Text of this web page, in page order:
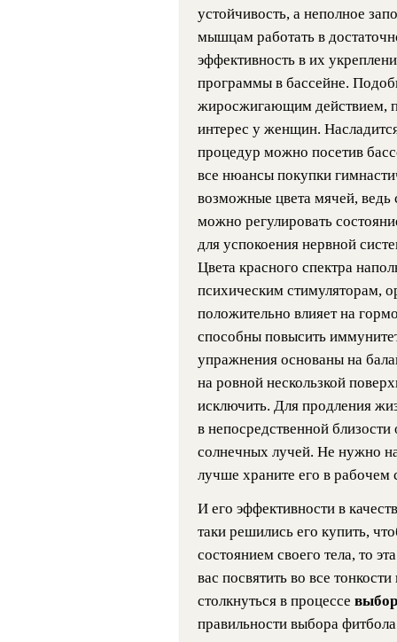
устойчивость, а неполное
мышцам работать в
эффективность в их
программы в бассейне.
жиросжигающим действием,
интерес у женщин.
процедур можно посетив
все нюансы покупки
возможные цвета мячей,
можно регулировать
для успокоения нервной
Цвета красного спектра
психическим стимуляторам,
положительно влияет на
способны повысить
упражнения основаны на
на ровной нескользкой
исключить. Для продления
в непосредственной
солнечных лучей. Не нужно
лучше храните его в рабочем
И его эффективности в
таки решились его купить,
состоянием своего тела, то
вас посвятить во все
столкнуться в процессе
правильности выбора